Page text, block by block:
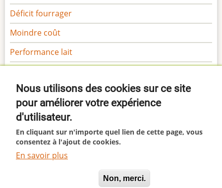
Déficit fourrager
Moindre coût
Performance lait
Sécurité
Gamme Margaron
Gamme Marga
© 2026 Margaron, All rights reserved.
This site uses cookies. By continuing to browse the site
Nous utilisons des cookies sur ce site
pour améliorer votre expérience
d'utilisateur.
En cliquant sur n'importe quel lien de cette page, vous
consentez à l'ajout de cookies.
En savoir plus
Non, merci.